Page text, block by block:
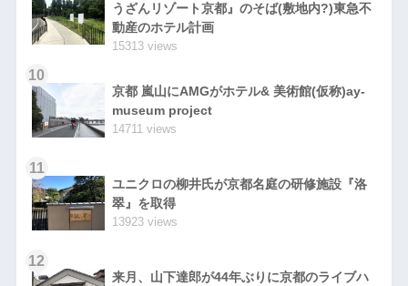
うざんリゾート京都』のそば(敷地内?)東急不
動産のホテル計画
15313 views
10
京都 嵐山にAMGがホテル& 美術館(仮称)ay-
museum project
14711 views
11
ユニクロの柳井氏が京都名庭の研修施設『洛
翠』を取得
13923 views
12
来月、山下達郎が44年ぶりに京都のライブハ